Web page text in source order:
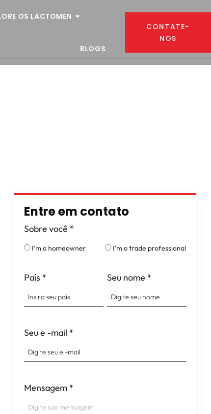
OS LACTOMEN
BLOGS
CONTATE-
NOS
Entre em contato
Sobre você *
I'm a homeowner I'm a trade professional
País * Seu nome *
Seu e -mail *
Mensagem *